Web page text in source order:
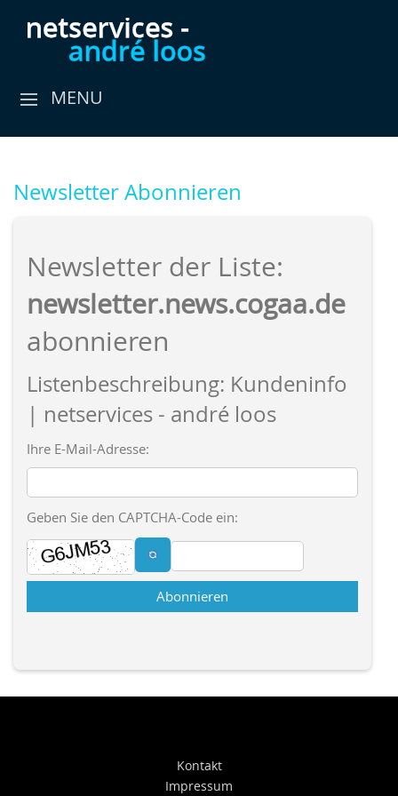
MENU
Newsletter Abonnieren
Newsletter der Liste:
newsletter.news.cogaa.de
abonnieren
Listenbeschreibung: Kundeninfo
| netservices - andré loos
Ihre E-Mail-Adresse:
Geben Sie den CAPTCHA-Code ein:
Abonnieren
Kontakt
Impressum